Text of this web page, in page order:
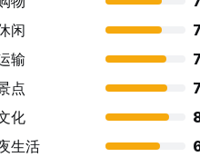
闲
输
点
化
生活